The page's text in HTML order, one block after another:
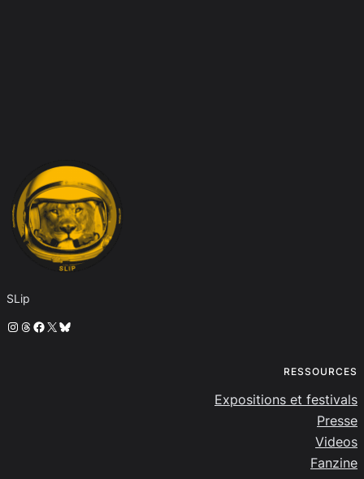
SLip
Instagram
Threads
Facebook
X Bluesky
RESSOURCES
Expositions et festivals
Presse
Videos
Fanzine